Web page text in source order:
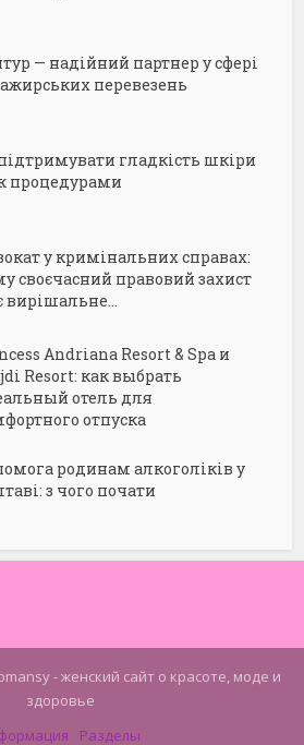
— надійний партнер у сфері
перевезень
гладкість шкіри
процедурами
у кримінальних справах:
своєчасний правовий захист
вирішальне...
Andriana Resort & Spa и
Resort: как выбрать
отель для
отпуска
родинам алкоголіків у
з чого почати
- женский сайт о красоте, моде и
здоровье
Разделы